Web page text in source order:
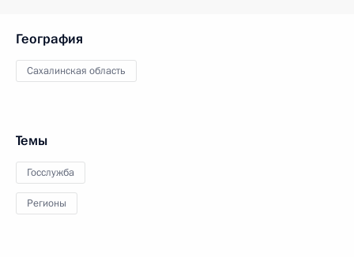
География
Сахалинская область
Темы
Госслужба
Регионы